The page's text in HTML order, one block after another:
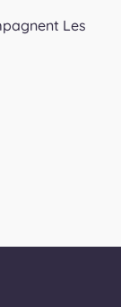
Les